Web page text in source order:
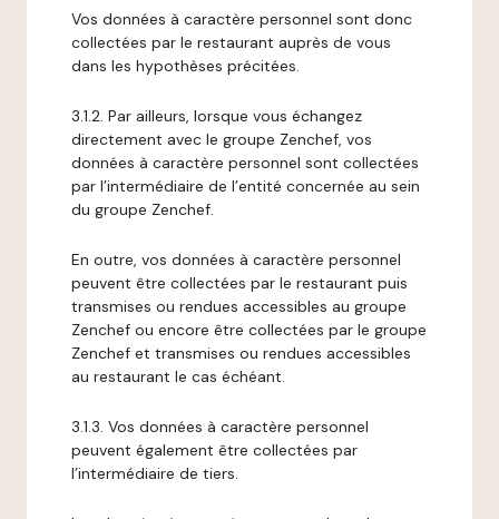
Vos données à caractère personnel sont donc
collectées par le restaurant auprès de vous
dans les hypothèses précitées.
3.1.2. Par ailleurs, lorsque vous échangez
directement avec le groupe Zenchef, vos
données à caractère personnel sont collectées
par l’intermédiaire de l’entité concernée au sein
du groupe Zenchef.
En outre, vos données à caractère personnel
peuvent être collectées par le restaurant puis
transmises ou rendues accessibles au groupe
Zenchef ou encore être collectées par le groupe
Zenchef et transmises ou rendues accessibles
au restaurant le cas échéant.
3.1.3. Vos données à caractère personnel
peuvent également être collectées par
l’intermédiaire de tiers.